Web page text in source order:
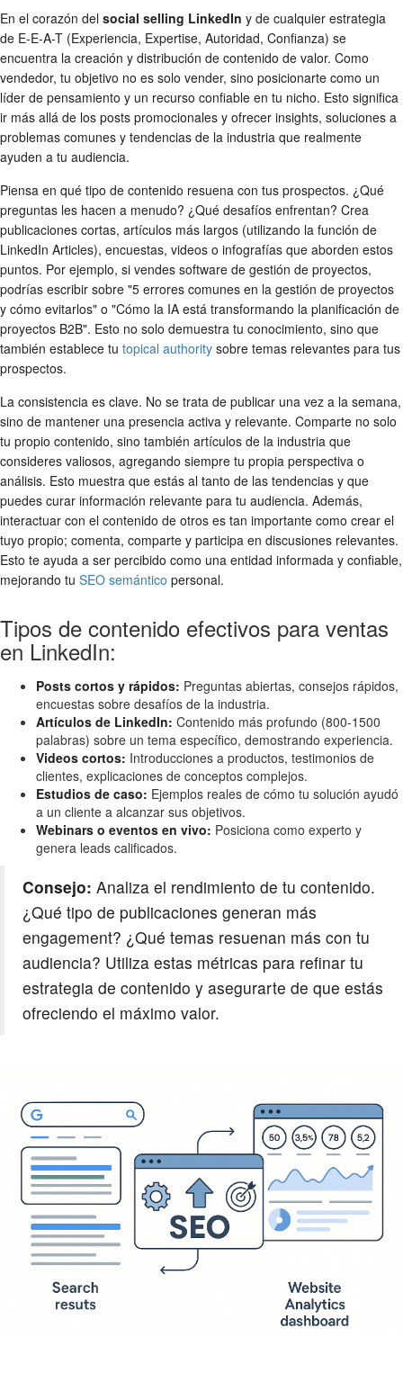
En el corazón del social selling LinkedIn y de cualquier estrategia
de E-E-A-T (Experiencia, Expertise, Autoridad, Confianza) se
encuentra la creación y distribución de contenido de valor. Como
vendedor, tu objetivo no es solo vender, sino posicionarte como un
líder de pensamiento y un recurso confiable en tu nicho. Esto significa
ir más allá de los posts promocionales y ofrecer insights, soluciones a
problemas comunes y tendencias de la industria que realmente
ayuden a tu audiencia.
Piensa en qué tipo de contenido resuena con tus prospectos. ¿Qué
preguntas les hacen a menudo? ¿Qué desafíos enfrentan? Crea
publicaciones cortas, artículos más largos (utilizando la función de
LinkedIn Articles), encuestas, videos o infografías que aborden estos
puntos. Por ejemplo, si vendes software de gestión de proyectos,
podrías escribir sobre "5 errores comunes en la gestión de proyectos
y cómo evitarlos" o "Cómo la IA está transformando la planificación de
proyectos B2B". Esto no solo demuestra tu conocimiento, sino que
también establece tu topical authority sobre temas relevantes para tus
prospectos.
La consistencia es clave. No se trata de publicar una vez a la semana,
sino de mantener una presencia activa y relevante. Comparte no solo
tu propio contenido, sino también artículos de la industria que
consideres valiosos, agregando siempre tu propia perspectiva o
análisis. Esto muestra que estás al tanto de las tendencias y que
puedes curar información relevante para tu audiencia. Además,
interactuar con el contenido de otros es tan importante como crear el
tuyo propio; comenta, comparte y participa en discusiones relevantes.
Esto te ayuda a ser percibido como una entidad informada y confiable,
mejorando tu SEO semántico personal.
Tipos de contenido efectivos para ventas
en LinkedIn:
Posts cortos y rápidos: Preguntas abiertas, consejos rápidos,
encuestas sobre desafíos de la industria.
Artículos de LinkedIn: Contenido más profundo (800-1500
palabras) sobre un tema específico, demostrando experiencia.
Videos cortos: Introducciones a productos, testimonios de
clientes, explicaciones de conceptos complejos.
Estudios de caso: Ejemplos reales de cómo tu solución ayudó
a un cliente a alcanzar sus objetivos.
Webinars o eventos en vivo: Posiciona como experto y
genera leads calificados.
Consejo: Analiza el rendimiento de tu contenido.
¿Qué tipo de publicaciones generan más
engagement? ¿Qué temas resuenan más con tu
audiencia? Utiliza estas métricas para refinar tu
estrategia de contenido y asegurarte de que estás
ofreciendo el máximo valor.